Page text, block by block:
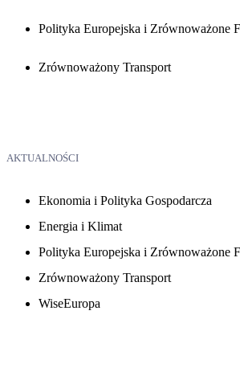
Polityka Europejska i Zrównoważone
Zrównoważony Transport
AKTUALNOŚCI
Ekonomia i Polityka Gospodarcza
Energia i Klimat
Polityka Europejska i Zrównoważone
Zrównoważony Transport
WiseEuropa